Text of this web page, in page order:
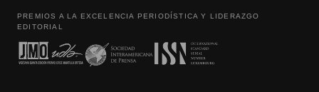
PREMIOS A LA EXCELENCIA PERIODÍSTICA Y LIDERAZGO
EDITORIAL